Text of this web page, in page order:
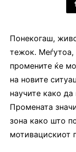
Понекогаш,
тежок. Меѓутоа,
промените ќе
на новите
научите како да
Промената
зона како што
мотивацискиот